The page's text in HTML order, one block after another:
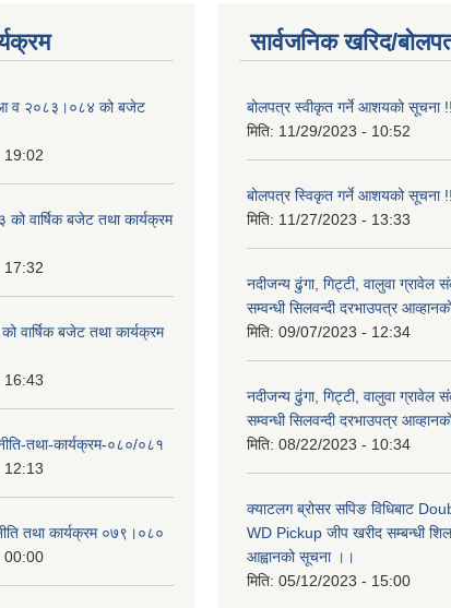
आ व २०८३।०८४ को बजेट
19:02
वार्षिक बजेट तथा कार्यक्रम
17:32
वार्षिक बजेट तथा कार्यक्रम
16:43
तथा-कार्यक्रम-०८०/०८१
12:13
तथा कार्यक्रम ०७९।०८०
00:00
सार्वजनिक खरिद/
बोलपत्र स्वीकृत गर्ने आशयको सूचना
मिति: 11/29/2023 - 10:52
बोलपत्र स्विकृत गर्ने आशयको सूचना
मिति: 11/27/2023 - 13:33
नदीजन्य ढुंगा, गिट्टी, वालुवा ग्रावेल
सम्वन्धी सिलवन्दी दरभाउपत्र
मिति: 09/07/2023 - 12:34
नदीजन्य ढुंगा, गिट्टी, वालुवा ग्रावेल
सम्वन्धी सिलवन्दी दरभाउपत्र
मिति: 08/22/2023 - 10:34
क्याटलग ब्रोसर सपिङ विधिबाट
WD Pickup जीप खरीद सम्बन्धी
आह्वानको सूचना ।।
मिति: 05/12/2023 - 15:00